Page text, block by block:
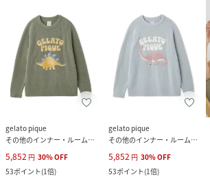
gelato pique
その他のインナー・ルームウェア
5,852 円 30%OFF
53ポイント(1倍)
gelato pique
その他のインナー・ルームウェア
5,852 円 30%OFF
53ポイント(1倍)